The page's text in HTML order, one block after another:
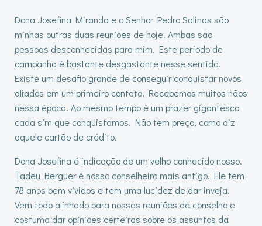
Dona Josefina Miranda e o Senhor Pedro Salinas são
minhas outras duas reuniões de hoje. Ambas são
pessoas desconhecidas para mim. Este período de
campanha é bastante desgastante nesse sentido.
Existe um desafio grande de conseguir conquistar novos
aliados em um primeiro contato. Recebemos muitos nãos
nessa época. Ao mesmo tempo é um prazer gigantesco
cada sim que conquistamos. Não tem preço, como diz
aquele cartão de crédito.
Dona Josefina é indicação de um velho conhecido nosso.
Tadeu Berguer é nosso conselheiro mais antigo. Ele tem
78 anos bem vividos e tem uma lucidez de dar inveja.
Vem todo alinhado para nossas reuniões de conselho e
costuma dar opiniões certeiras sobre os assuntos da